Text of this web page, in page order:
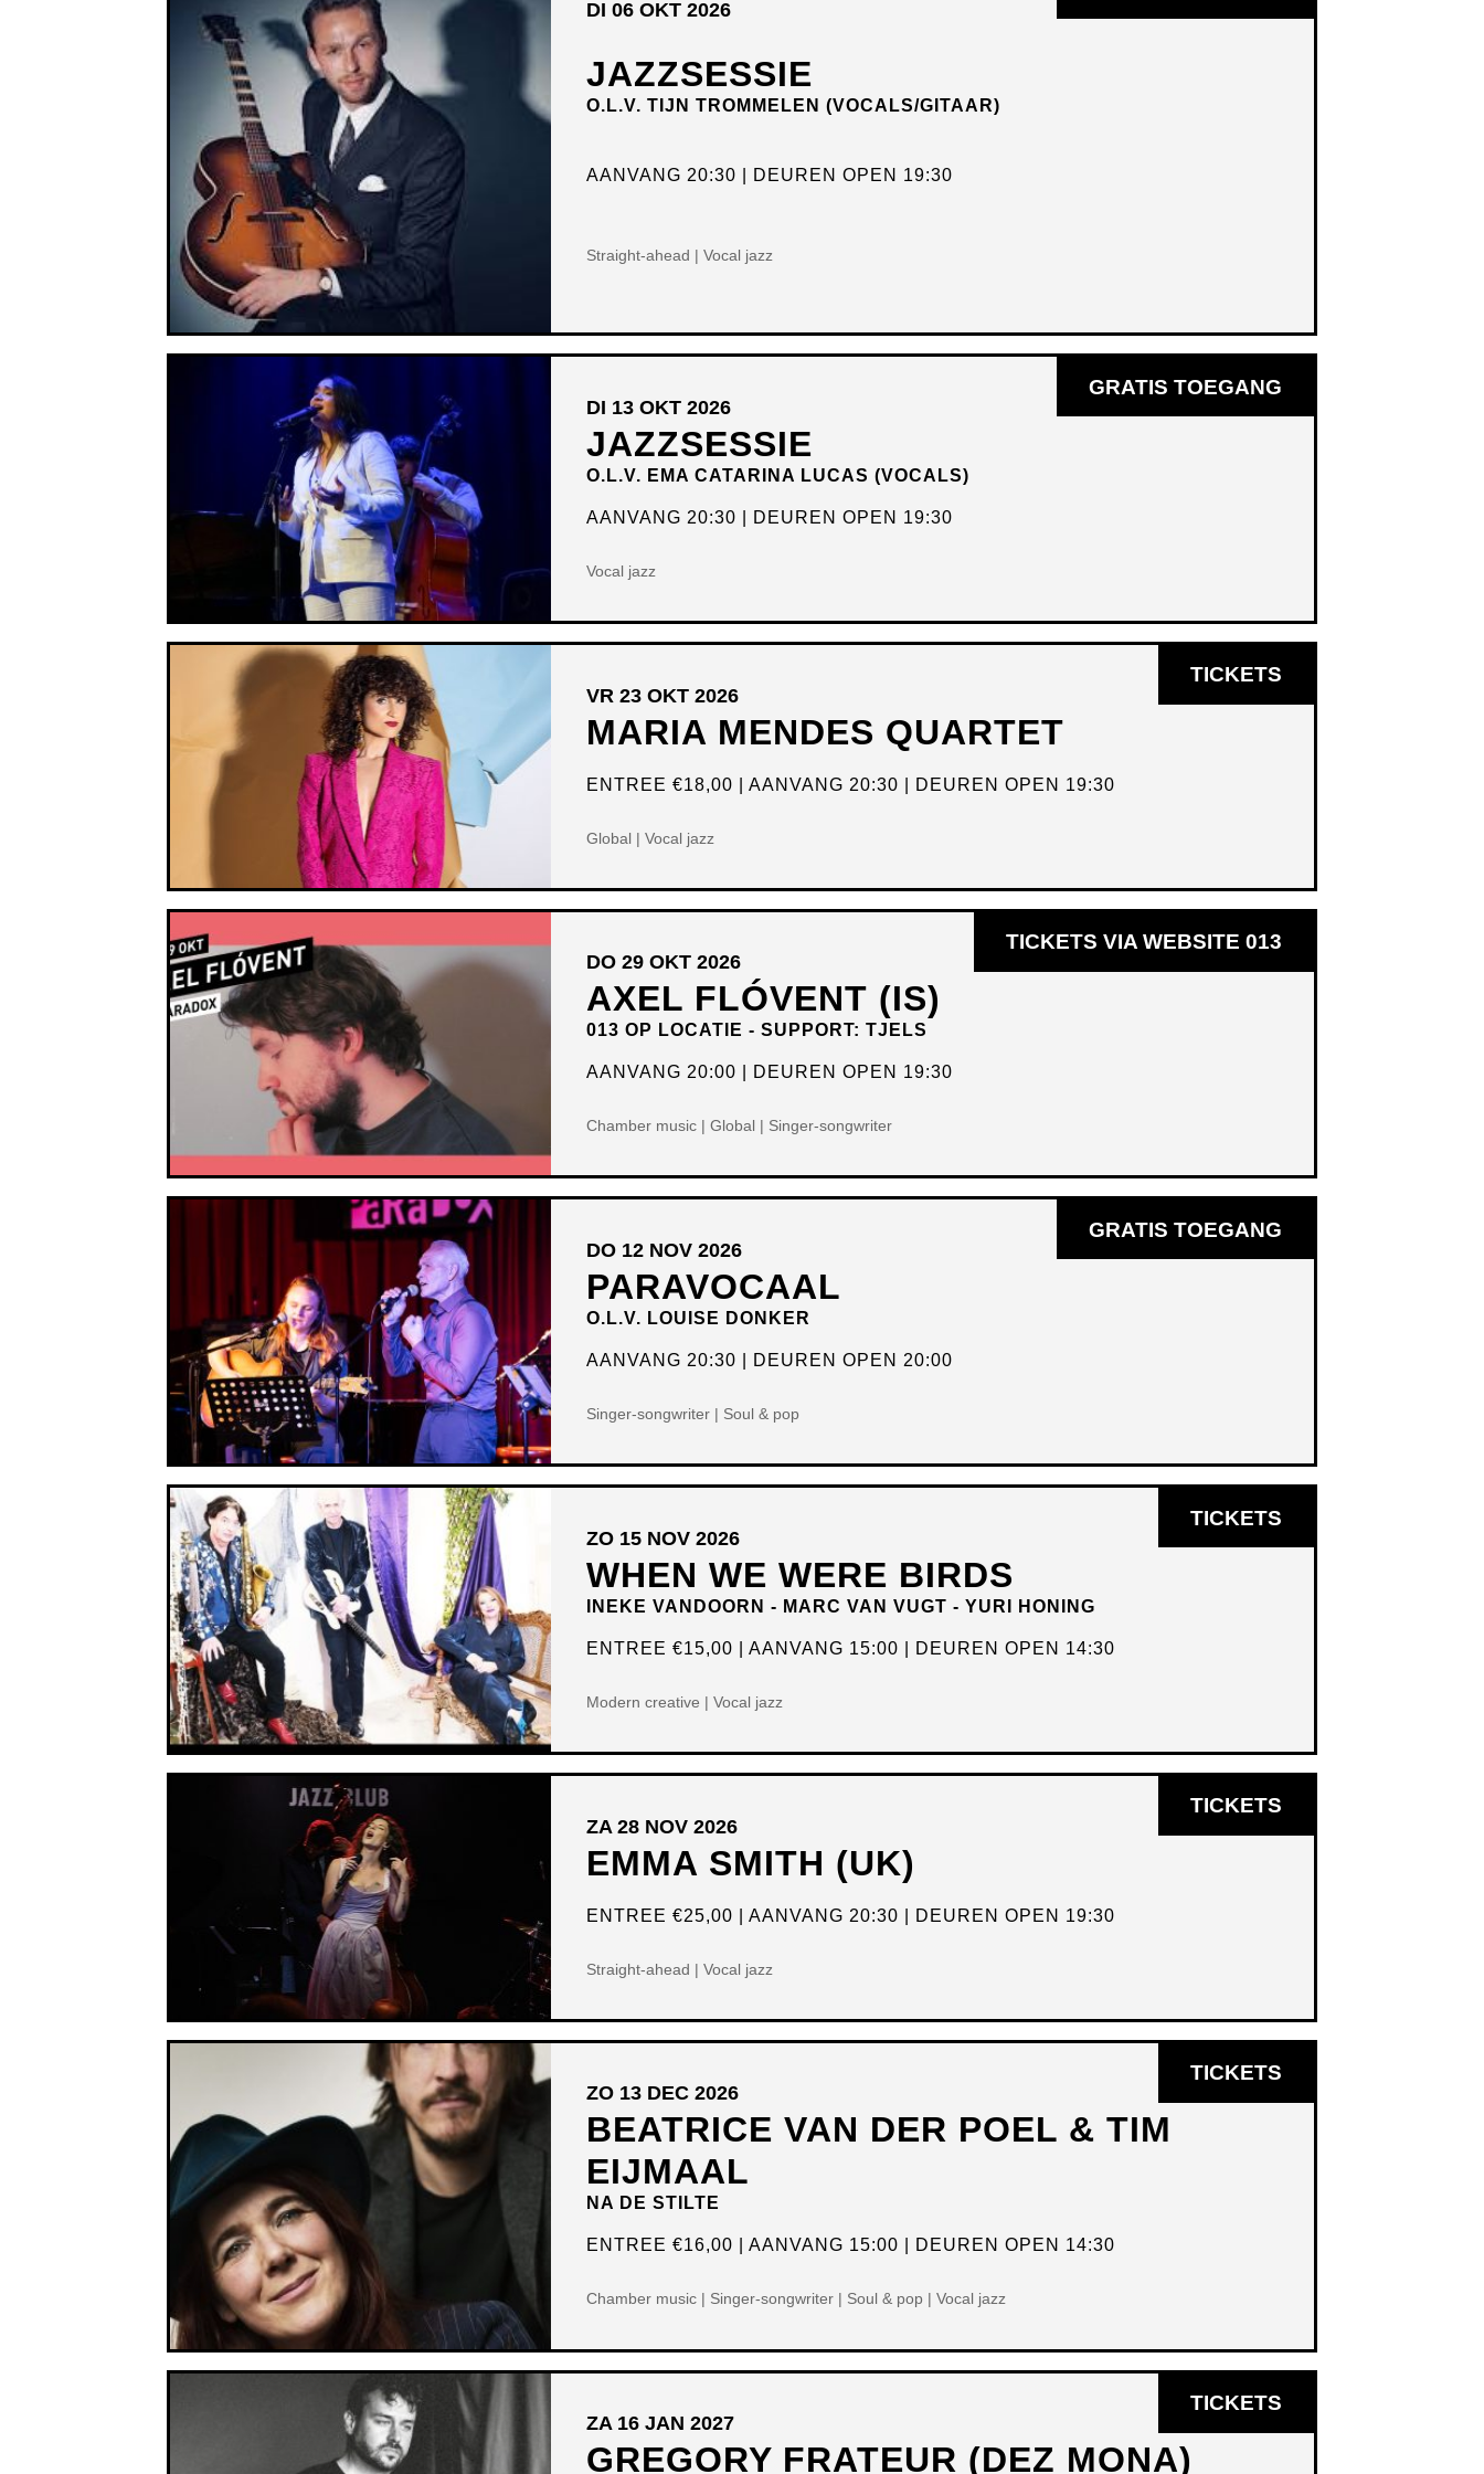
JAZZSESSIE
O.L.V. TIJN TROMMELEN (VOCALS/GITAAR)
DI 06 OKT 2026
AANVANG 20:30 DEUREN OPEN 19:30
Straight-ahead | Vocal jazz
JAZZSESSIE
O.L.V. EMA CATARINA LUCAS (VOCALS)
DI 13 OKT 2026
AANVANG 20:30 DEUREN OPEN 19:30
Vocal jazz
GRATIS TOEGANG
MARIA MENDES QUARTET
VR 23 OKT 2026
ENTREE€18,00 AANVANG 20:30 DEUREN OPEN 19:30
Global | Vocal jazz
TICKETS
IN
AXEL FLÓVENT (IS)
013 OP LOCATIE - SUPPORT: TJELS
DO 29 OKT 2026
AANVANG 20:00 DEUREN OPEN 19:30
Chamber music | Global | Singer-songwriter
TICKETS VIA WEBSITE 013
IN
PARAVOCAAL
O.L.V. LOUISE DONKER
DO 12 NOV 2026
AANVANG 20:30 DEUREN OPEN 20:00
Singer-songwriter | Soul & pop
GRATIS TOEGANG
WHEN WE WERE BIRDS
INEKE VANDOORN - MARC VAN VUGT - YURI HONING
ZO 15 NOV 2026
ENTREE€15,00 AANVANG 15:00 DEUREN OPEN 14:30
Modern creative | Vocal jazz
TICKETS
IN
EMMA SMITH (UK)
ZA 28 NOV 2026
ENTREE€25,00 AANVANG 20:30 DEUREN OPEN 19:30
Straight-ahead | Vocal jazz
TICKETS
IN
BEATRICE VAN DER POEL & TIM
EIJMAAL
NA DE STILTE
ZO 13 DEC 2026
ENTREE€16,00 AANVANG 15:00 DEUREN OPEN 14:30
Chamber music | Singer-songwriter | Soul & pop | Vocal jazz
TICKETS
IN
GREGORY FRATEUR (DEZ MONA)
ZA 16 JAN 2027
TICKETS
IN